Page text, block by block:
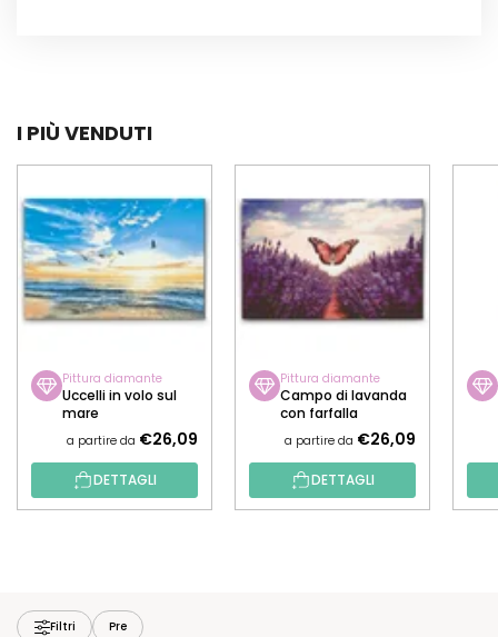
I PIÙ VENDUTI
Pittura diamante
Uccelli in volo sul
mare
a partire da €26,09
DETTAGLI
Pittura diamante
Campo di lavanda
con farfalla
a partire da €26,09
DETTAGLI
Filtri Pre